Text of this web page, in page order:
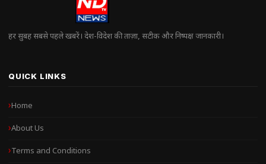
हर सुबह सबसे पहले खबरें। देश-विदेश की ताज़ा, सटीक और निष्पक्ष जानकारी।
QUICK LINKS
Home
About Us
Terms and Conditions